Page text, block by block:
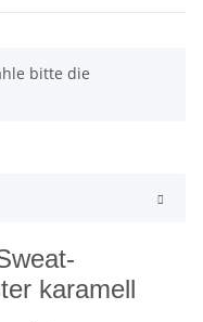
bitte die
karamell